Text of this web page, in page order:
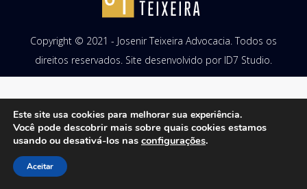
Copyright © 2021 - Josenir Teixeira Advocacia. Todos os
direitos reservados. Site desenvolvido por ID7 Studio.
Este site usa cookies para melhorar sua experiência.
Você pode descobrir mais sobre quais cookies estamos
usando ou desativá-los nas configurações.
Aceitar